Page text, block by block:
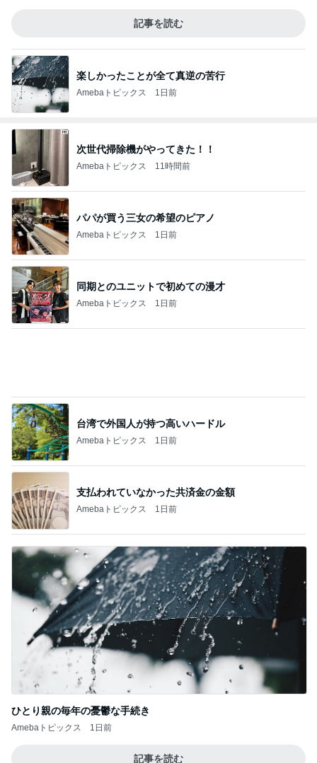
記事を読む
楽しかったことが全て真逆の苦行
Amebaトピックス 1日前
次世代掃除機がやってきた！！
Amebaトピックス 11時間前
パパが買う三女の希望のピアノ
Amebaトピックス 1日前
同期とのユニットで初めての漫才
Amebaトピックス 1日前
支払われていなかった共済金の金額
Amebaトピックス 1日前
ひとり親の毎年の憂鬱な手続き
Amebaトピックス 1日前
記事を読む
Amebaトピックス 21時間前